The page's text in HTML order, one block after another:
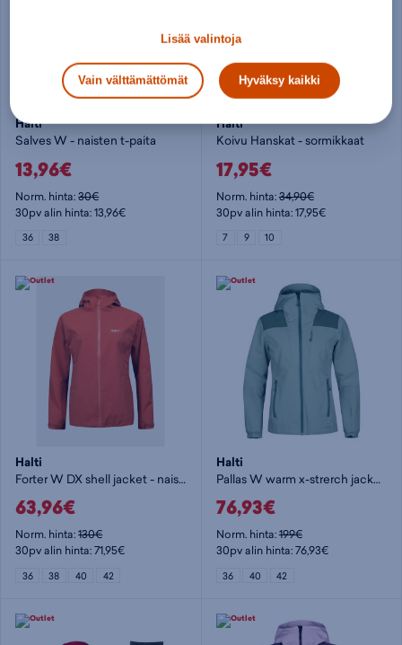
Halti
Salves W - naisten t-paita
13,96€
Norm. hinta:30€
30pv alin hinta: 13,96€
36 38
Halti
Koivu Hanskat - sormikkaat
17,95€
Norm. hinta:34,90€
30pv alin hinta: 17,95€
7 9 10
Halti
Forter W DX shell jacket - naisten kuoritakki
63,96€
Norm. hinta:130€
30pv alin hinta: 71,95€
36 38 40 42
Halti
Pallas W warm x-strerch jacket - naisten stretch-takki
76,93€
Norm. hinta:199€
30pv alin hinta: 76,93€
36 40 42
Lisää valintoja
Vain välttämättömät Hyväksy kaikki